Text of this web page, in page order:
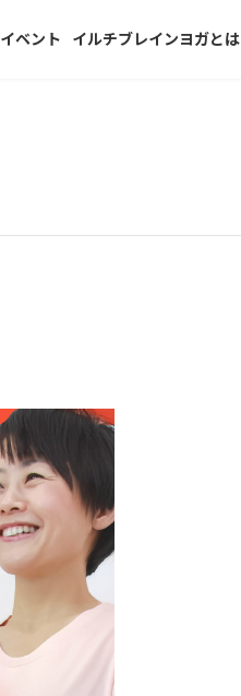
イベント イルチブレインヨガとは